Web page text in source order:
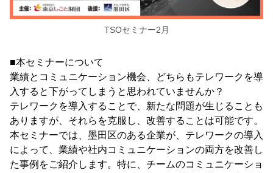
TSOセミナー2月
■本セミナーについて
業績とコミュニケーション機会、どちらもテレワークを導
入すると下がってしまうと思われていませんか？
テレワークを導入することで、新たな問題が生じることも
ありますが、それらを克服し、改善することは可能です。
本セミナーでは、墨田区のある企業が、テレワークの導入
によって、業績や社内コミュニケーションの両方を改善し
た事例をご紹介します。特に、チームのコミュニケーショ